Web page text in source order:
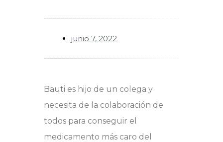
junio 7, 2022
Bauti es hijo de un colega y
necesita de la colaboración de
todos para conseguir el
medicamento más caro del